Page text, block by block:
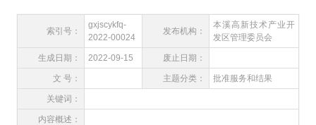
索引号：
gxjscykfq-
2022-00024
发布机构：
本溪高新技术产业开
发区管理委员会
生成日期： 2022-09-15 废止日期：
文 号： 主题分类： 批准服务和结果
关键词：
内容概述：